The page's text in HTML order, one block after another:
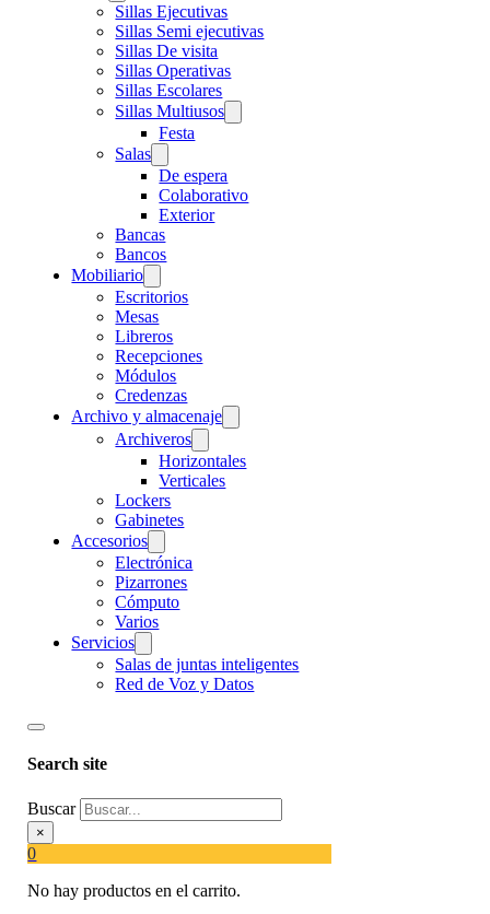
Sillas Ejecutivas
Sillas Semi ejecutivas
Sillas De visita
Sillas Operativas
Sillas Escolares
Sillas Multiusos
Festa
Salas
De espera
Colaborativo
Exterior
Bancas
Bancos
Mobiliario
Escritorios
Mesas
Libreros
Recepciones
Módulos
Credenzas
Archivo y almacenaje
Archiveros
Horizontales
Verticales
Lockers
Gabinetes
Accesorios
Electrónica
Pizarrones
Cómputo
Varios
Servicios
Salas de juntas inteligentes
Red de Voz y Datos
Search site
Buscar
×
0
No hay productos en el carrito.